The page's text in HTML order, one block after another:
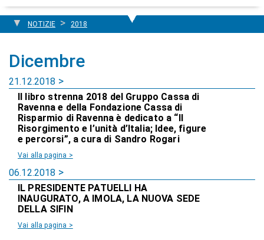
NOTIZIE 2018
Dicembre
21.12.2018
Il libro strenna 2018 del Gruppo Cassa di
Ravenna e della Fondazione Cassa di
Risparmio di Ravenna è dedicato a “Il
Risorgimento e l’unità d’Italia; Idee, figure
e percorsi”, a cura di Sandro Rogari
Vai alla pagina >
06.12.2018
IL PRESIDENTE PATUELLI HA
INAUGURATO, A IMOLA, LA NUOVA SEDE
DELLA SIFIN
Vai alla pagina >